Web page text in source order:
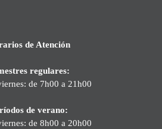
de Atención
regulares:
de 7h00 a 21h00
de verano:
de 8h00 a 20h00